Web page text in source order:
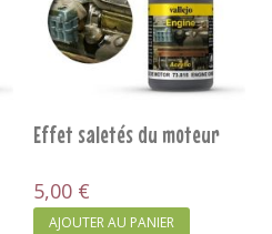
Effet saletés du moteur
5,00 €
AJOUTER AU PANIER